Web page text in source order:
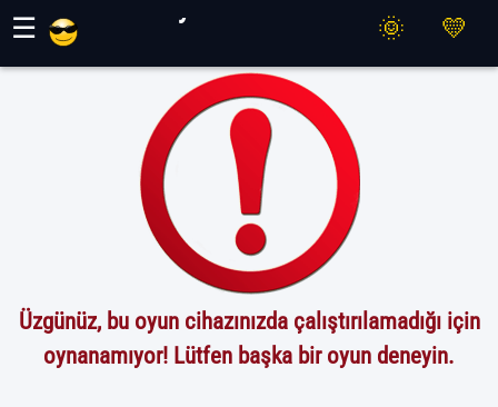
☰
Üzgünüz, bu oyun cihazınızda çalıştırılamadığı için
oynanamıyor! Lütfen başka bir oyun deneyin.